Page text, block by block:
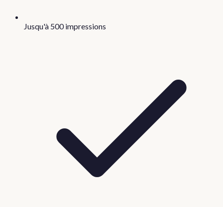
Jusqu'à 500 impressions